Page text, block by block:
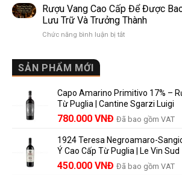
Dễ
Hiểu
Người
khác
nhau
và
vì
lựa
chọn
đáng
en
Bouteille
au
Château
nhãn
rượu
vang
và
những
người
Rượu Vang Cao Cấp Để Được
Lưu Trữ Và Trưởng Thành
Chức năng bình luận bị tắtở
Được
Bao
Lâu?
Hướng
Lưu
Trữ
Và
SẢN PHẨM MỚI
Capo Amarino Primitivo 17% –
Từ Puglia | Cantine Sgarzi Luigi
Giá
là:
858.000 VNĐ.
780.000 VNĐ Giá
tại
là:
780.000 VNĐ.
Đã bao gồm VAT
1924 Teresa Negroamaro-
Ý Cao Cấp Từ Puglia | Le Vin Sud
Giá
450.000 VNĐ Giá
Đã bao gồm VAT